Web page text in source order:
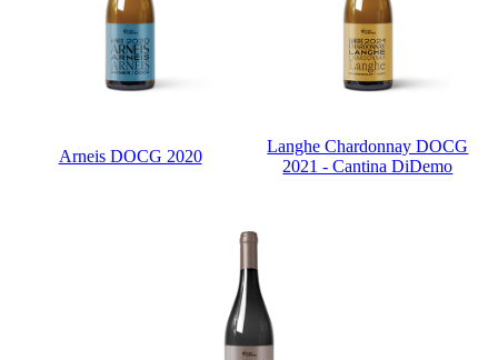
Arneis DOCG 2020
Langhe Chardonnay DOCG
2021 - Cantina DiDemo